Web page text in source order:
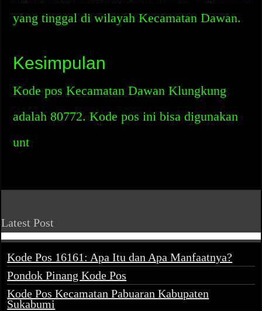
yang tinggal di wilayah Kecamatan Dawan.
Kesimpulan
Kode pos Kecamatan Dawan Klungkung
adalah 80772. Kode pos ini bisa digunakan
unt
Latest Post
Kode Pos 16161: Apa Itu dan Apa Manfaatnya?
Pondok Pinang Kode Pos
Kode Pos Kecamatan Pabuaran Kabupaten
Sukabumi